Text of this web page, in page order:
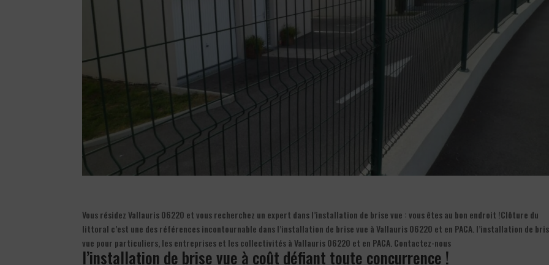
Vous résidez Vallauris 06220 et vous recherchez un expert dans l’installation de brise vue : vous êtes au bon endroit !Clôture du
littoral c’est une des références incontournable dans l’installation de brise vue à Vallauris 06220 et en PACA. l’installation de
vue pour particuliers, les entreprises et les collectivités à Vallauris 06220 et en PACA. Contactez-nous
l’installation de brise vue à coût défiant toute concurrence !